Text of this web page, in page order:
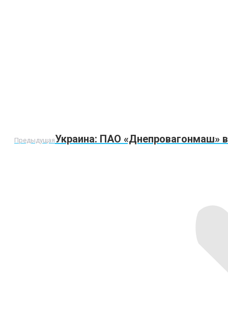
ПредыдущаяПредыдущая
Украина: ПАО «Днепровагонмаш»